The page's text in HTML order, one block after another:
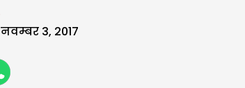
नवम्बर 3, 2017